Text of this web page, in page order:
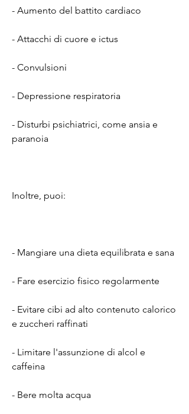
- Aumento del battito cardiaco
- Attacchi di cuore e ictus
- Convulsioni
- Depressione respiratoria
- Disturbi psichiatrici, come ansia e
paranoia
Inoltre, puoi:
- Mangiare una dieta equilibrata e sana
- Fare esercizio fisico regolarmente
- Evitare cibi ad alto contenuto calorico
e zuccheri raffinati
- Limitare l'assunzione di alcol e
caffeina
- Bere molta acqua